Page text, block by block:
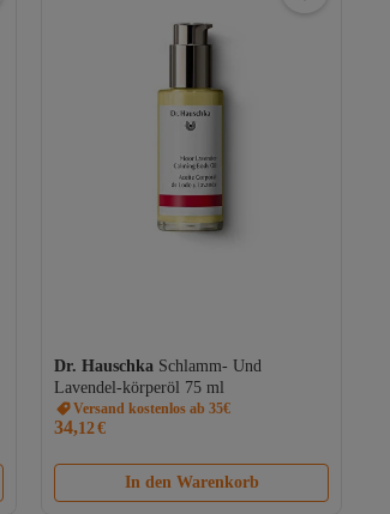
Dr. Hauschka Schlamm- Und
Lavendel-körperöl 75 ml
Versand kostenlos ab 35€
34,12€
In den Warenkorb